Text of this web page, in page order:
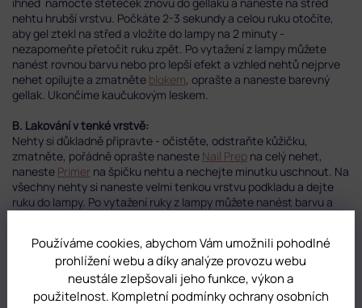
Používáme cookies, abychom Vám umožnili pohodlné
prohlížení webu a díky analýze provozu webu
neustále zlepšovali jeho funkce, výkon a
použitelnost. Kompletní podmínky ochrany osobních
nehtu hrubší vrstvu. Počkáte 2-3 sekundy a celou ruku otočíte,
aby gel ztekl na střed a vložíte do lampy na 2 minuty -
nezapomeňte přetočit ruku zpět. Po vytažení z lampy můžete
nanést rovnou barvu nebo pro lepší efekt a vzhled nehtů nejprve
nehet opilujte a zmatněte blokem, oprašte a naneste barevný
gellak. Ukončíme kaučukovým leskem.
B. Lakování v tenké vrstvě:
Nehty si důkladně připravte - očistěte, odstraňte kůžičku,
zmatněte, pořádně oprašte naneste Nail Prep na celý nehet,
naneste Primer na špičku nehtu a nechejte minutku uschnout. Na
všechny nehty si naneste velmi tenkou vrstvu podkladu a dejte
ruku do lampy. Po vytažení ruky z lampy můžete nanést barvu a
Doporučujeme kvalitní lampy. Gellaky jsou velmi pigmentované a
slabší lampy je nemusí zapéct.
UV lampa minimálně 36W